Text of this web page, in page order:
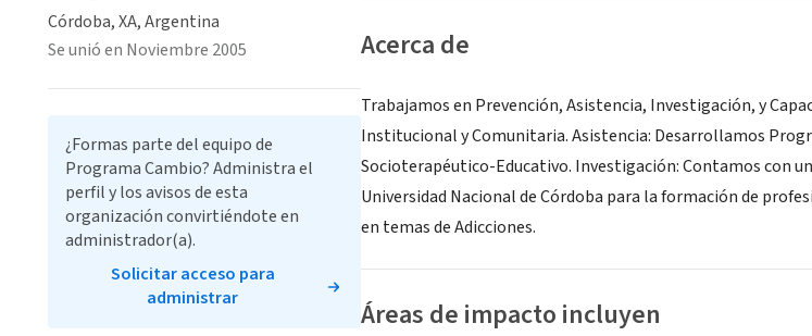
Acerca de
Trabajamos en Prevención, Asistencia, Investigación, y
Institucional y Comunitaria. Asistencia: Desarrollamos
Socioterapéutico-Educativo. Investigación: Contamos con
Universidad Nacional de Córdoba para la formación de
en temas de Adicciones.
Áreas de impacto incluyen
Córdoba, XA, Argentina
Se unió en Noviembre 2005
¿Formas parte del equipo de
Programa Cambio? Administra el
perfil y los avisos de esta
organización convirtiéndote en
administrador(a).
Solicitar acceso para
administrar